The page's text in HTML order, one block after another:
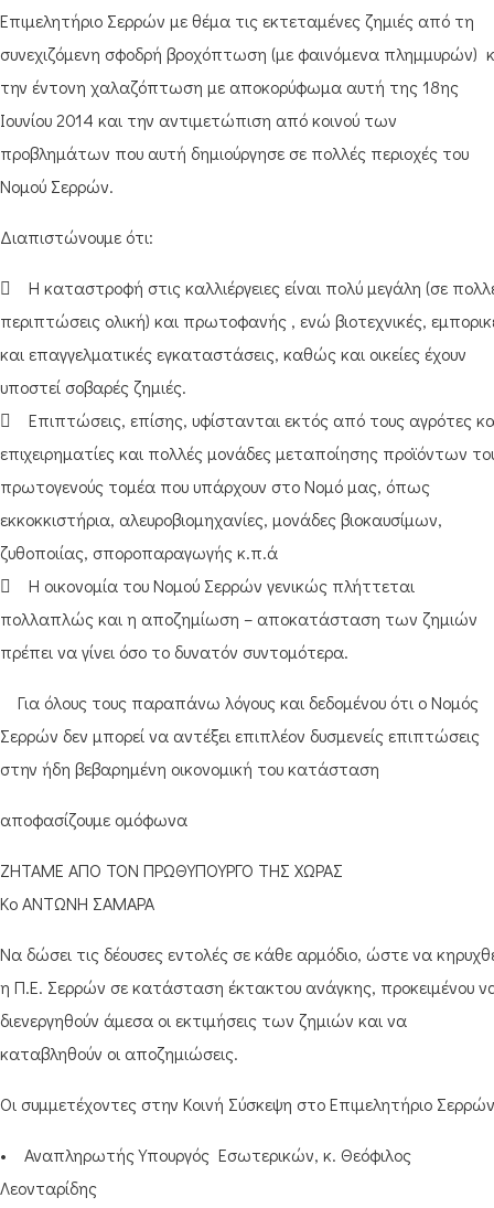
Επιμελητήριο Σερρών με θέμα τις εκτεταμένες ζημιές από τη
συνεχιζόμενη σφοδρή βροχόπτωση (με φαινόμενα πλημμυρών)
την έντονη χαλαζόπτωση με αποκορύφωμα αυτή της 18ης
Ιουνίου 2014 και την αντιμετώπιση από κοινού των
προβλημάτων που αυτή δημιούργησε σε πολλές περιοχές του
Νομού Σερρών.
Διαπιστώνουμε ότι:
 Η καταστροφή στις καλλιέργειες είναι πολύ μεγάλη (σε
περιπτώσεις ολική) και πρωτοφανής , ενώ βιοτεχνικές,
και επαγγελματικές εγκαταστάσεις, καθώς και οικείες έχουν
υποστεί σοβαρές ζημιές.
 Επιπτώσεις, επίσης, υφίστανται εκτός από τους αγρότες
επιχειρηματίες και πολλές μονάδες μεταποίησης προϊόντων
πρωτογενούς τομέα που υπάρχουν στο Νομό μας, όπως
εκκοκκιστήρια, αλευροβιομηχανίες, μονάδες βιοκαυσίμων,
ζυθοποιίας, σποροπαραγωγής κ.π.ά
 Η οικονομία του Νομού Σερρών γενικώς πλήττεται
πολλαπλώς και η αποζημίωση – αποκατάσταση των ζημιών
πρέπει να γίνει όσο το δυνατόν συντομότερα.
Για όλους τους παραπάνω λόγους και δεδομένου ότι ο Νομός
Σερρών δεν μπορεί να αντέξει επιπλέον δυσμενείς επιπτώσεις
στην ήδη βεβαρημένη οικονομική του κατάσταση
αποφασίζουμε ομόφωνα
ΖΗΤΑΜΕ ΑΠΟ ΤΟΝ ΠΡΩΘΥΠΟΥΡΓΟ ΤΗΣ ΧΩΡΑΣ
Κο ΑΝΤΩΝΗ ΣΑΜΑΡΑ
Να δώσει τις δέουσες εντολές σε κάθε αρμόδιο, ώστε να
η Π.Ε. Σερρών σε κατάσταση έκτακτου ανάγκης, προκειμένου
διενεργηθούν άμεσα οι εκτιμήσεις των ζημιών και να
καταβληθούν οι αποζημιώσεις.
Οι συμμετέχοντες στην Κοινή Σύσκεψη στο Επιμελητήριο
• Αναπληρωτής Υπουργός Εσωτερικών, κ. Θεόφιλος
Λεονταρίδης